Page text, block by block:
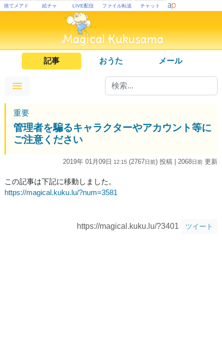
捨てメアド 絵チャ LIVE配信 ファイル転送 チャット
記事 おうた メール
重要
管理者を騙るキャラクターやアカウント等に
ご注意ください
2019年 01月09日 12:15 (2767日前) 投稿 | 2068日前 更新
この記事は下記に移動しました。
https://magical.kuku.lu/?num=3581
https://magical.kuku.lu/?3401 ツイート